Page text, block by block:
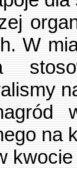
W
na